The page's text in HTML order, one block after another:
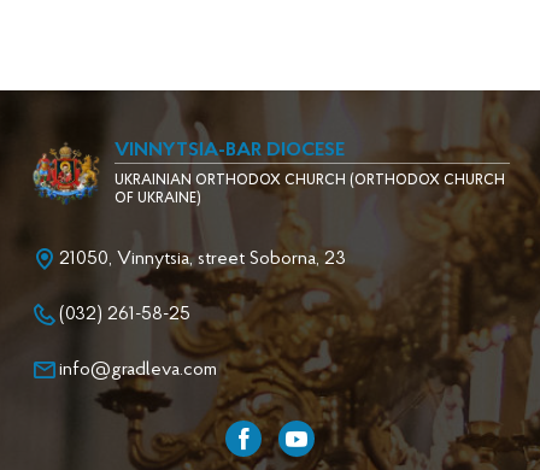
VINNYTSIA-BAR DIOCESE
UKRAINIAN ORTHODOX CHURCH (ORTHODOX CHURCH
OF UKRAINE)
21050, Vinnytsia, street Soborna, 23
(032) 261-58-25
info@gradleva.com